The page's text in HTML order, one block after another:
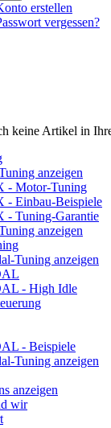
erstellen
vergessen?
keine Artikel in
anzeigen
- Motor-Tuning
- Einbau-Beispiele
- Tuning-Garantie
anzeigen
Tuning anzeigen
- High Idle
- Beispiele
Tuning anzeigen
anzeigen
wir